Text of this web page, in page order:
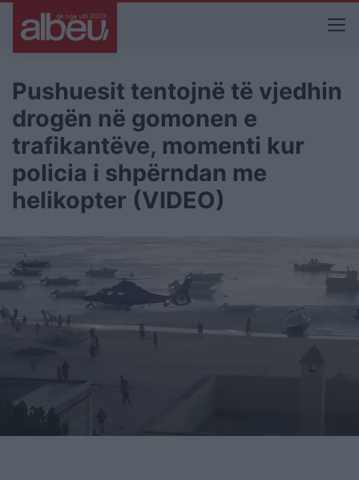
Pushuesit tentojnë të vjedhin
drogën në gomonen e
trafikantëve, momenti kur
policia i shpërndan me
helikopter (VIDEO)